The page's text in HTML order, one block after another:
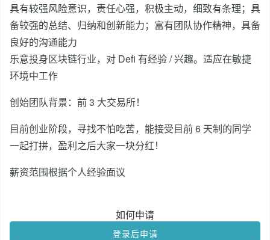
具有较强风险意识，责任心强，积极主动，细致有条理；具
备较强的总结、归纳和创新能力；富有团队协作精神，具备
良好的沟通能力
乐意投身区块链行业，对 Defi 有经验 / 兴趣。适应在敏捷
环境中工作
创始团队背景：前 3 大交易所！
目前创业阶段，寻找不怕吃苦，能接受目前 6 天制的同学
一起打拼，盈利之后大家一块分红！
薪资范围根据个人经验面议
如何申请
登录后申请